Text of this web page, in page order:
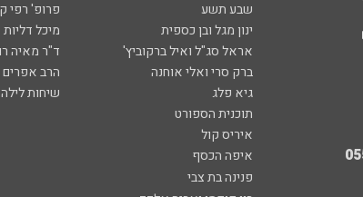
שבע תשע פרופ' רפי
ינון מגל ובן כספית
מיכל דליות
אראל סג"ל ואיל ברקוביץ'
ד"ר מאיה
ברק סרי ואלי אוחנה
הרב אפרים
גיא פלג
שיחות לילה
תוכנית הספורט
איריס קול
איפה הכסף
פנינה בת צבי